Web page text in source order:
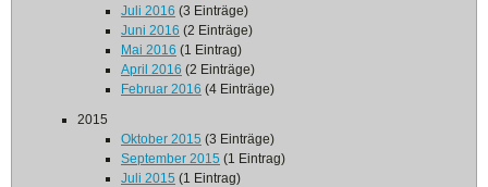
Juli 2016 (3 Einträge)
Juni 2016 (2 Einträge)
Mai 2016 (1 Eintrag)
April 2016 (2 Einträge)
Februar 2016 (4 Einträge)
2015
Oktober 2015 (3 Einträge)
September 2015 (1 Eintrag)
Juli 2015 (1 Eintrag)